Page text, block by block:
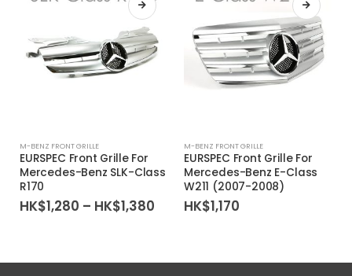
M-BENZ FRONT GRILLE
EURSPEC Front Grille For
Mercedes-Benz SLK-Class
R170
HK$1,280 – HK$1,380 Price
M-BENZ FRONT GRILLE
EURSPEC Front Grille For
Mercedes-Benz E-Class
W211 (2007-2008)
HK$1,170